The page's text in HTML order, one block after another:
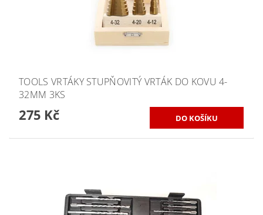
TOOLS VRTÁKY STUPŇOVITÝ VRTÁK DO KOVU 4-
32MM 3KS
275 Kč